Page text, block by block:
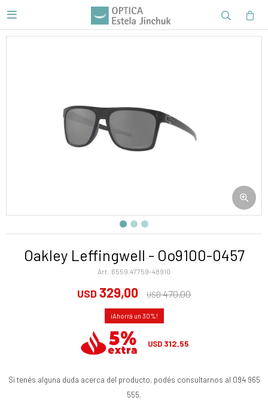

Oakley Leffingwell - Oo9100-0457
6559.47759-48910
USD 329,00 USD470,00
30
USD 312,55
Si tenés alguna duda acerca del producto, podés consultarnos al 094 965
555.